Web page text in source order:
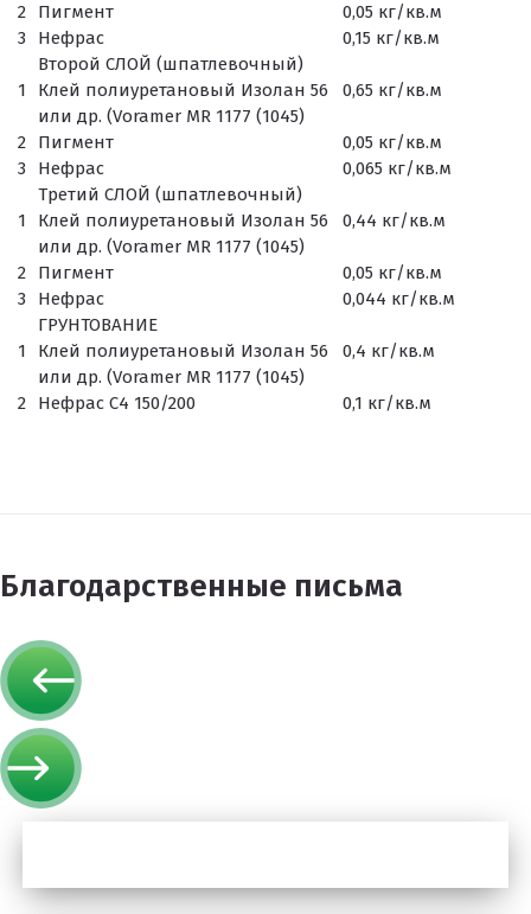
2 Пигмент
0,05 кг/кв.м
3
Нефрас
0,15 кг/кв.м
Второй СЛОЙ (шпатлевочный)
1
Клей полиуретановый Изолан 56
или др. (Voramer MR 1177 (1045)
0,65 кг/кв.м
2 Пигмент
0,05 кг/кв.м
3
Нефрас
0,065 кг/кв.м
Третий СЛОЙ (шпатлевочный)
1
Клей полиуретановый Изолан 56
или др. (Voramer MR 1177 (1045)
0,44 кг/кв.м
2 Пигмент
0,05 кг/кв.м
3
Нефрас
0,044 кг/кв.м
ГРУНТОВАНИЕ
1
Клей полиуретановый Изолан 56
или др. (Voramer MR 1177 (1045)
0,4 кг/кв.м
2 Нефрас С4 150/200 0,1 кг/кв.м
Благодарственные письма